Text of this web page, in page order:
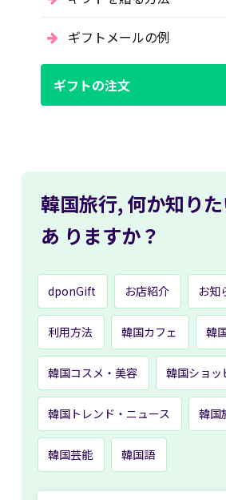
ギフトメールの例
ギフトの注文
韓国旅行, 何か知り
あ りますか？
dponGift お店紹介 お知
利用方法 韓国カフェ 韓
韓国コスメ・美容 韓国ショッ
韓国トレンド・ニュース 韓国
韓国芸能 韓国語